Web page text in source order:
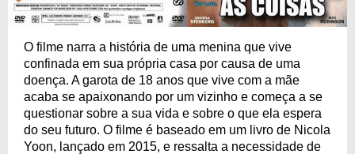
O filme narra a história de uma menina que vive
confinada em sua própria casa por causa de uma
doença. A garota de 18 anos que vive com a mãe
acaba se apaixonando por um vizinho e começa a se
questionar sobre a sua vida e sobre o que ela espera
do seu futuro. O filme é baseado em um livro de Nicola
Yoon, lançado em 2015, e ressalta a necessidade de